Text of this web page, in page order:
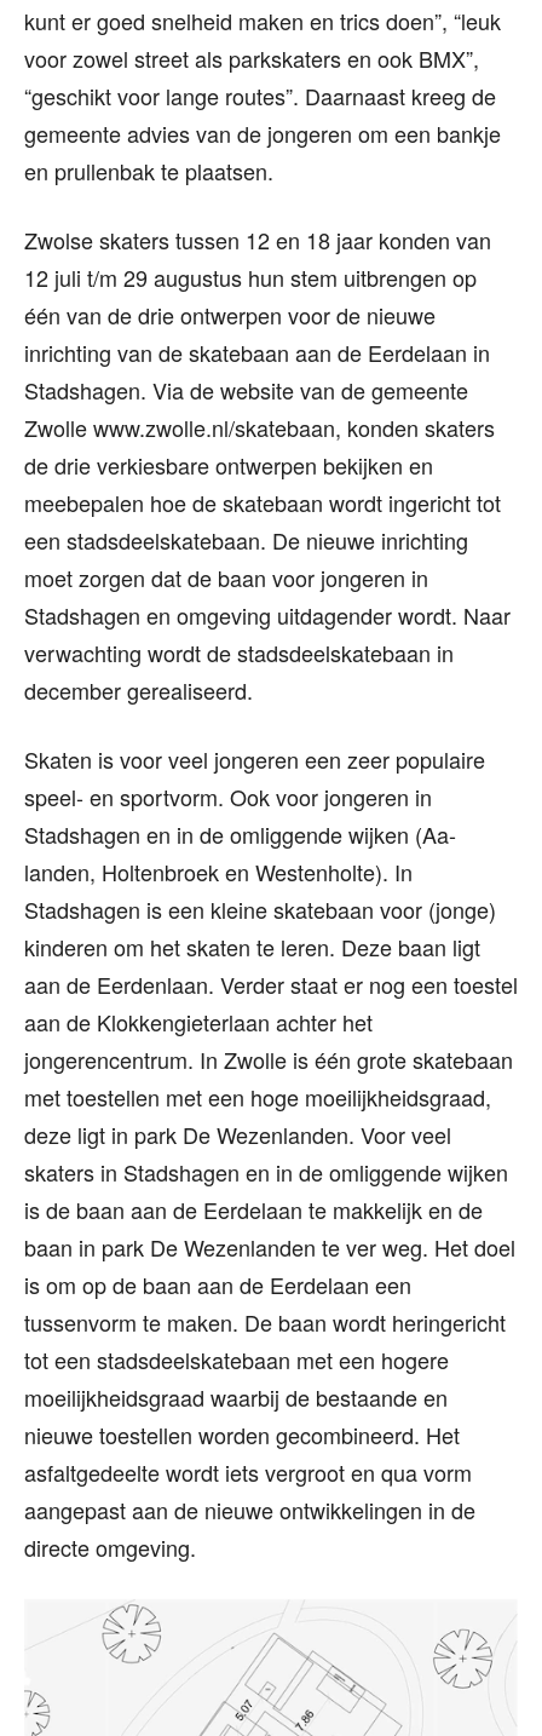
kunt er goed snelheid maken en trics doen”, “leuk
voor zowel street als parkskaters en ook BMX”,
“geschikt voor lange routes”. Daarnaast kreeg de
gemeente advies van de jongeren om een bankje
en prullenbak te plaatsen.
Zwolse skaters tussen 12 en 18 jaar konden van
12 juli t/m 29 augustus hun stem uitbrengen op
één van de drie ontwerpen voor de nieuwe
inrichting van de skatebaan aan de Eerdelaan in
Stadshagen. Via de website van de gemeente
Zwolle www.zwolle.nl/skatebaan, konden skaters
de drie verkiesbare ontwerpen bekijken en
meebepalen hoe de skatebaan wordt ingericht tot
een stadsdeelskatebaan. De nieuwe inrichting
moet zorgen dat de baan voor jongeren in
Stadshagen en omgeving uitdagender wordt. Naar
verwachting wordt de stadsdeelskatebaan in
december gerealiseerd.
Skaten is voor veel jongeren een zeer populaire
speel- en sportvorm. Ook voor jongeren in
Stadshagen en in de omliggende wijken (Aa-
landen, Holtenbroek en Westenholte). In
Stadshagen is een kleine skatebaan voor (jonge)
kinderen om het skaten te leren. Deze baan ligt
aan de Eerdenlaan. Verder staat er nog een toestel
aan de Klokkengieterlaan achter het
jongerencentrum. In Zwolle is één grote skatebaan
met toestellen met een hoge moeilijkheidsgraad,
deze ligt in park De Wezenlanden. Voor veel
skaters in Stadshagen en in de omliggende wijken
is de baan aan de Eerdelaan te makkelijk en de
baan in park De Wezenlanden te ver weg. Het doel
is om op de baan aan de Eerdelaan een
tussenvorm te maken. De baan wordt heringericht
tot een stadsdeelskatebaan met een hogere
moeilijkheidsgraad waarbij de bestaande en
nieuwe toestellen worden gecombineerd. Het
asfaltgedeelte wordt iets vergroot en qua vorm
aangepast aan de nieuwe ontwikkelingen in de
directe omgeving.